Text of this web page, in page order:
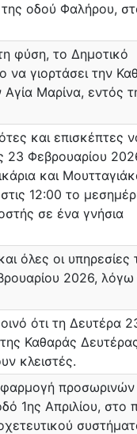
της οδού Φαλήρου,
φύση, το Δημοτικό
να γιορτάσει την
Μαρίνα, εντός
και επισκέπτες
23 Φεβρουαρίου
και
12:00 το
σε ένα γνήσια
όλες οι υπηρεσίες
2026, λόγω
ότι τη Δευτέρα
Καθαράς
κλειστές.
προσωρινών
1ης Απριλίου, στο